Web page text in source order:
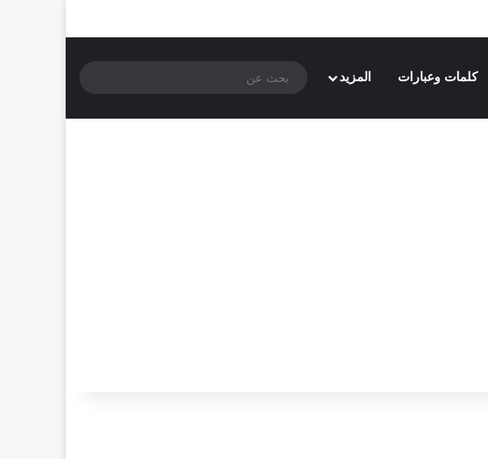
كلمات وعبارات المزيد